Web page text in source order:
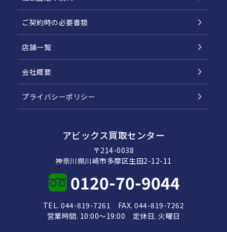
ご契約時の必要書類
店舗一覧
会社概要
プライバシーポリシー
アビックス買取センター
〒214-0038
神奈川県川崎市多摩区生田2-12-11
0120-70-9044
TEL. 044-819-7261 FAX. 044-819-7262
営業時間. 10:00～19:00 定休日. 火曜日